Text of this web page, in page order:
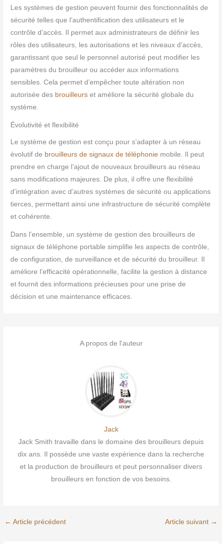
Les systèmes de gestion peuvent fournir des fonctionnalités de
sécurité telles que l’authentification des utilisateurs et le
contrôle d’accès. Il permet aux administrateurs de définir les
rôles des utilisateurs, les autorisations et les niveaux d’accès,
garantissant que seul le personnel autorisé peut modifier les
paramètres du brouilleur ou accéder aux informations
sensibles. Cela permet d’empêcher toute altération non
autorisée des brouilleurs et améliore la sécurité globale du
système.
Évolutivité et flexibilité
Le système de gestion est conçu pour s’adapter à un réseau
évolutif de brouilleurs de signaux de téléphonie mobile. Il peut
prendre en charge l’ajout de nouveaux brouilleurs au réseau
sans modifications majeures. De plus, il offre une flexibilité
d’intégration avec d’autres systèmes de sécurité ou applications
tierces, permettant ainsi une infrastructure de sécurité complète
et cohérente.
Dans l’ensemble, un système de gestion des brouilleurs de
signaux de téléphone portable simplifie les aspects de contrôle,
de configuration, de surveillance et de sécurité du brouilleur. Il
améliore l’efficacité opérationnelle, facilite la gestion à distance
et fournit des informations précieuses pour une prise de
décision et une maintenance efficaces.
A propos de l'auteur
Jack
Jack Smith travaille dans le domaine des brouilleurs depuis
dix ans. Il possède une vaste expérience dans la recherche
et la production de brouilleurs et peut personnaliser divers
brouilleurs en fonction de vos besoins.
← Article précédent Article suivant →